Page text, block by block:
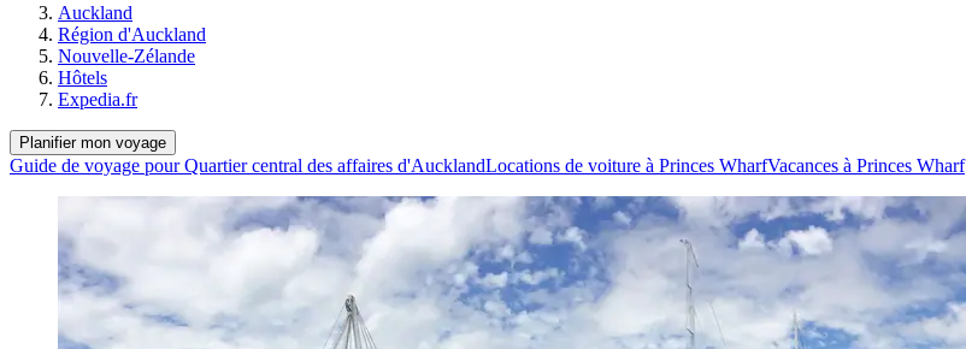
Auckland
Région d'Auckland
Nouvelle-Zélande
Hôtels
Expedia.fr
Planifier mon voyage
Guide de voyage pour Quartier central des affaires d'AucklandLocations de voiture à Princes WharfVacances à Princes Wharf